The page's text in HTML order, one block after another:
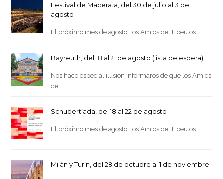
Festival de Macerata, del 30 de julio al 3 de
agosto
El próximo mes de agosto, los Amics del Liceu os…
Bayreuth, del 18 al 21 de agosto (lista de espera)
Nos hace especial ilusión informaros de que los Amics
del…
Schubertíada, del 18 al 22 de agosto
El próximo mes de agosto, los Amics del Liceu os…
Milán y Turín, del 28 de octubre al 1 de noviembre